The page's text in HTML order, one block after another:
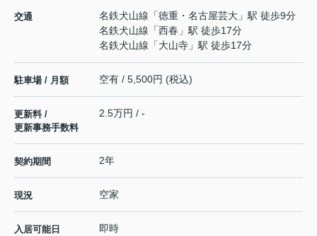
交通 名鉄犬山線 「徳重・名古屋芸大 」駅 徒歩9分
名鉄犬山線 「西春 」駅 徒歩17分
名鉄犬山線 「大山寺 」駅 徒歩17分
駐車場 / 月額 空有 / 5,500円 (税込)
更新料 /
更新事務手数料
2.5万円 / -
契約期間 2年
現況 空家
入居可能日 即時